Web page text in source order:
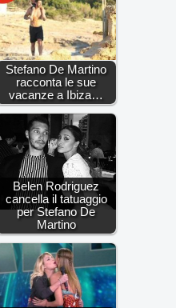
Stefano De Martino
racconta le sue
vacanze a Ibiza…
Belen Rodriguez
cancella il tatuaggio
per Stefano De
Martino